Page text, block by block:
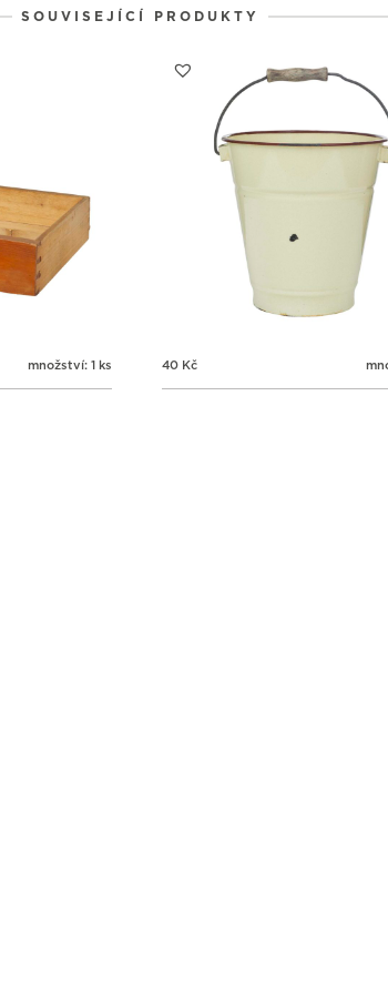
SOUVISEJÍCÍ PRODUKTY
množství: 1 ks 40 Kč